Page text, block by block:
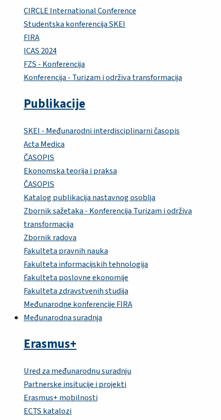
CIRCLE International Conference
Studentska konferencija SKEI
FIRA
ICAS 2024
FZS - Konferencija
Konferencija - Turizam i održiva transformacija
Publikacije
SKEI - Međunarodni interdisciplinarni časopis
Acta Medica
ČASOPIS
Ekonomska teorija i praksa
ČASOPIS
Katalog publikacija nastavnog osoblja
Zbornik sažetaka - Konferencija Turizam i održiva
transformacija
Zbornik radova
Fakulteta pravnih nauka
Fakulteta informacijskih tehnologija
Fakulteta poslovne ekonomije
Fakulteta zdravstvenih studija
Međunarodne konferencije FIRA
Međunarodna suradnja
Erasmus+
Ured za međunarodnu suradnju
Partnerske insitucije i projekti
Erasmus+ mobilnosti
ECTS katalozi